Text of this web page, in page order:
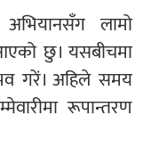
लामो
छु। यसबीचमा
गरें। अहिले समय
रूपान्तरण